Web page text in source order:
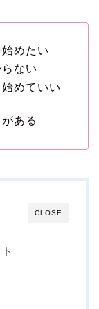
めたい
ない
めていい
ある
CLOSE